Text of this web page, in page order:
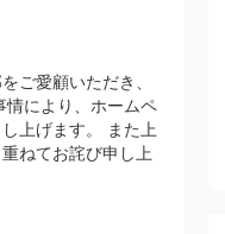
ご愛顧いただき、
情により、ホームペ
上げます。 また上
ねてお詫び申し上